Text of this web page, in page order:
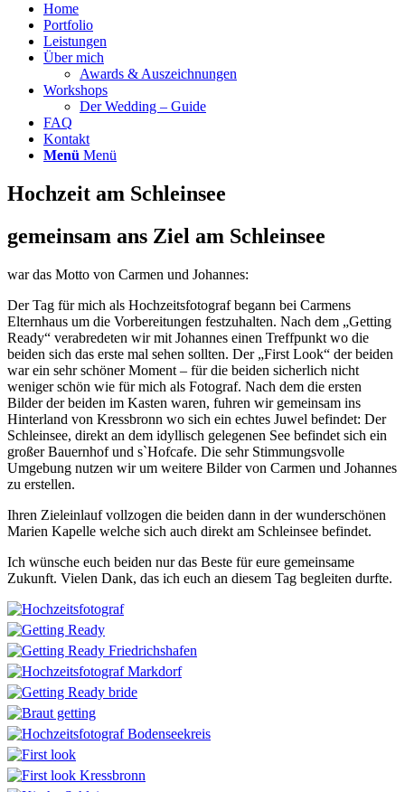
Home
Portfolio
Leistungen
Über mich
Awards & Auszeichnungen
Workshops
Der Wedding – Guide
FAQ
Kontakt
Menü Menü
Hochzeit am Schleinsee
gemeinsam ans Ziel am Schleinsee
war das Motto von Carmen und Johannes:
Der Tag für mich als Hochzeitsfotograf begann bei Carmens
Elternhaus um die Vorbereitungen festzuhalten. Nach dem „Getting
Ready“ verabredeten wir mit Johannes einen Treffpunkt wo die
beiden sich das erste mal sehen sollten. Der „First Look“ der beiden
war ein sehr schöner Moment – für die beiden sicherlich nicht
weniger schön wie für mich als Fotograf. Nach dem die ersten
Bilder der beiden im Kasten waren, fuhren wir gemeinsam ins
Hinterland von Kressbronn wo sich ein echtes Juwel befindet: Der
Schleinsee, direkt an dem idyllisch gelegenen See befindet sich ein
großer Bauernhof und s`Hofcafe. Die sehr Stimmungsvolle
Umgebung nutzen wir um weitere Bilder von Carmen und Johannes
zu erstellen.
Ihren Zieleinlauf vollzogen die beiden dann in der wunderschönen
Marien Kapelle welche sich auch direkt am Schleinsee befindet.
Ich wünsche euch beiden nur das Beste für eure gemeinsame
Zukunft. Vielen Dank, das ich euch an diesem Tag begleiten durfte.